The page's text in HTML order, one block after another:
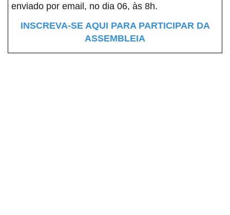
enviado por email, no dia 06, às 8h.
INSCREVA-SE AQUI PARA PARTICIPAR DA
ASSEMBLEIA